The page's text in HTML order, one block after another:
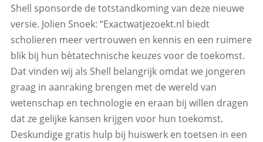
Shell sponsorde de totstandkoming van deze nieuwe
versie. Jolien Snoek: “Exactwatjezoekt.nl biedt
scholieren meer vertrouwen en kennis en een ruimere
blik bij hun bètatechnische keuzes voor de toekomst.
Dat vinden wij als Shell belangrijk omdat we jongeren
graag in aanraking brengen met de wereld van
wetenschap en technologie en eraan bij willen dragen
dat ze gelijke kansen krijgen voor hun toekomst.
Deskundige gratis hulp bij huiswerk en toetsen in een